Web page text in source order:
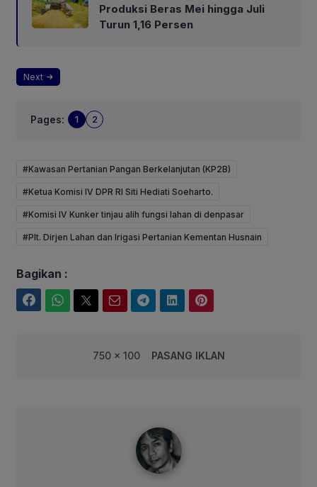
Produksi Beras Mei hingga Juli
Turun 1,16 Persen
Next
Pages: 1 2
#Kawasan Pertanian Pangan Berkelanjutan (KP2B)
#Ketua Komisi IV DPR RI Siti Hediati Soeharto.
#Komisi IV Kunker tinjau alih fungsi lahan di denpasar
#Plt. Dirjen Lahan dan Irigasi Pertanian Kementan Husnain
Bagikan :
750 x 100 PASANG IKLAN